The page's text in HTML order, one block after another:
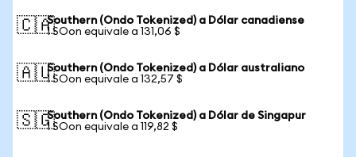
🇨🇦Southern (Ondo Tokenized) a Dólar canadiense
1 SOon equivale a 131,06 $
🇦🇺Southern (Ondo Tokenized) a Dólar australiano
1 SOon equivale a 132,57 $
🇸🇬Southern (Ondo Tokenized) a Dólar de Singapur
1 SOon equivale a 119,82 $